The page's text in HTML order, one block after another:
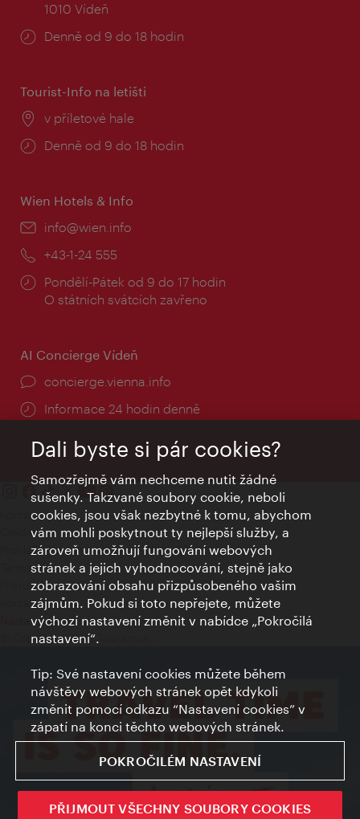
1010 Vídeň
Provozní
Denně od 9 do 18 hodin
Tourist-Info na letišti
Místo:
v příletové hale
Provozní
Denně od 9 do 18 hodin
Wien Hotels & Info
E-
info@wien.info
Telefon:
+43-1-24 555
Provozní
doba:
Pondělí-Pátek od 9 do 17 hodin
O státních svátcích zavřeno
AI Concierge Vídeň
concierge.vienna.info
Informace 24 hodin denně
Kontakty
Credits
Prohlášení o ochraně osobních údajů
Terms of Use
Přístupnost
Kontakt pro tisk
Nastavení cookies
© Copyright Wien Tourismus
Dali byste si pár cookies?
Samozřejmě vám nechceme nutit žádné
sušenky. Takzvané soubory cookie, neboli
cookies, jsou však nezbytné k tomu, abychom
vám mohli poskytnout ty nejlepší služby, a
zároveň umožňují fungování webových
stránek a jejich vyhodnocování, stejně jako
zobrazování obsahu přizpůsobeného vašim
zájmům. Pokud si toto nepřejete, můžete
výchozí nastavení změnit v nabídce „Pokročilá
nastavení“.
Tip: Své nastavení cookies můžete během
návštěvy webových stránek opět kdykoli
změnit pomocí odkazu “Nastavení cookies” v
zápatí na konci těchto webových stránek.
POKROČILÉM NASTAVENÍ
PŘIJMOUT VŠECHNY SOUBORY COOKIES